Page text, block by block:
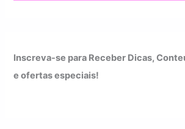
Inscreva-se para Receber Dicas,
e ofertas especiais!